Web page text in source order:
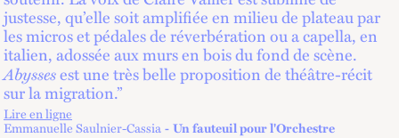
justesse, qu’elle soit amplifiée en milieu de plateau par
les micros et pédales de réverbération ou a capella, en
italien, adossée aux murs en bois du fond de scène.
Abyssesest une très belle proposition de théâtre-récit
sur la migration.”
Lire en ligne
Emmanuelle Saulnier-Cassia
Un fauteuil pour l'Orchestre